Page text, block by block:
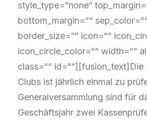
style_type=“none“
bottom_margin=““ sep_color=““
border_size=““ icon=““
icon_circle_color=““ width=““
class=““ id=““][fusion_text]Die
Clubs ist jährlich einmal zu
Generalversammlung sind für
Geschäftsjahr zwei